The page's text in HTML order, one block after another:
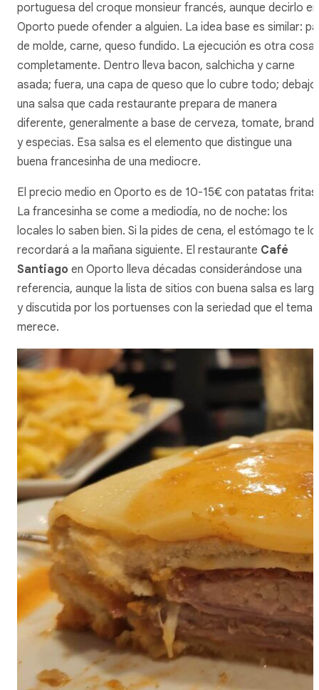
portuguesa del croque monsieur francés, aunque decirlo en
Oporto puede ofender a alguien. La idea base es similar:
de molde, carne, queso fundido. La ejecución es otra cosa
completamente. Dentro lleva bacon, salchicha y carne
asada; fuera, una capa de queso que lo cubre todo; debajo,
una salsa que cada restaurante prepara de manera
diferente, generalmente a base de cerveza, tomate, brandy
y especias. Esa salsa es el elemento que distingue una
buena francesinha de una mediocre.
El precio medio en Oporto es de 10-15€ con patatas fritas.
La francesinha se come a mediodía, no de noche: los
locales lo saben bien. Si la pides de cena, el estómago te lo
recordará a la mañana siguiente. El restaurante Café
Santiago en Oporto lleva décadas considerándose una
referencia, aunque la lista de sitios con buena salsa es
y discutida por los portuenses con la seriedad que el tema
merece.